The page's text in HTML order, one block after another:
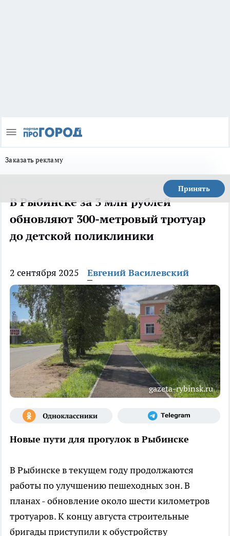
Заказать рекламу
Принять
В Рыбинске за 3 млн рублей
обновляют 300-метровый тротуар
до детской поликлиники
2 сентября 2025 Евгений Василевский
gazeta-rybinsk.ru
Новые пути для прогулок в Рыбинске
В Рыбинске в текущем году продолжаются
работы по улучшению пешеходных зон. В
планах - обновление около шести километров
тротуаров. К концу августа строительные
бригады приступили к обустройству